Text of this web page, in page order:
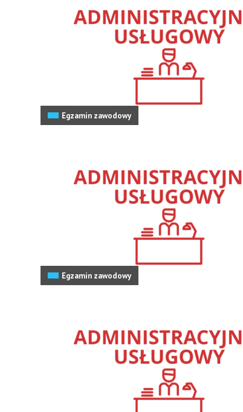
Egzamin zawodowy
Egzamin zawodowy